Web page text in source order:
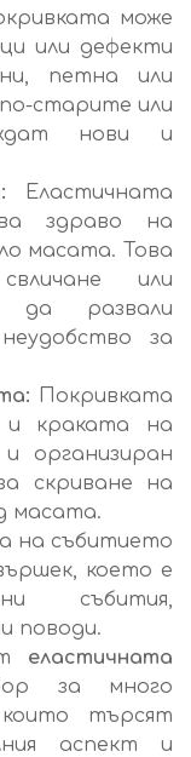
може
или дефекти
петна или
старите или
нови и
Еластичната
здраво на
масата. Това
или
да развали
за
Покривката
и краката на
организиран
скриване на
масата.
на събитието
което е
събития,
поводи.
еластичната
за много
търсят
аспект и